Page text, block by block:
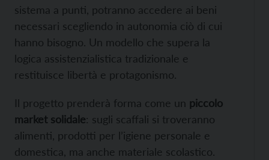
sistema a punti, potranno accedere ai beni
necessari scegliendo in autonomia ciò di cui
hanno bisogno. Un modello che supera la
logica assistenzialistica tradizionale e
restituisce libertà e protagonismo.
Il progetto prenderà forma come un piccolo
market solidale: sugli scaffali si troveranno
alimenti, prodotti per l’igiene personale e
domestica, ma anche materiale scolastico.